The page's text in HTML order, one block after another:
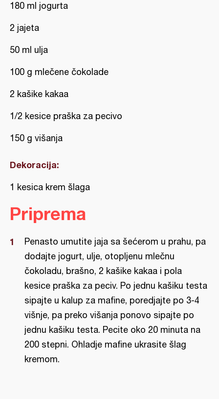
180 ml jogurta
2 jajeta
50 ml ulja
100 g mlečene čokolade
2 kašike kakaa
1/2 kesice praška za pecivo
150 g višanja
Dekoracija:
1 kesica krem šlaga
Priprema
Penasto umutite jaja sa šećerom u prahu, pa
dodajte jogurt, ulje, otopljenu mlečnu
čokoladu, brašno, 2 kašike kakaa i pola
kesice praška za peciv. Po jednu kašiku testa
sipajte u kalup za mafine, poredjajte po 3-4
višnje, pa preko višanja ponovo sipajte po
jednu kašiku testa. Pecite oko 20 minuta na
200 stepni. Ohladje mafine ukrasite šlag
kremom.